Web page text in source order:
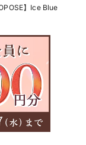
】Ice Blue